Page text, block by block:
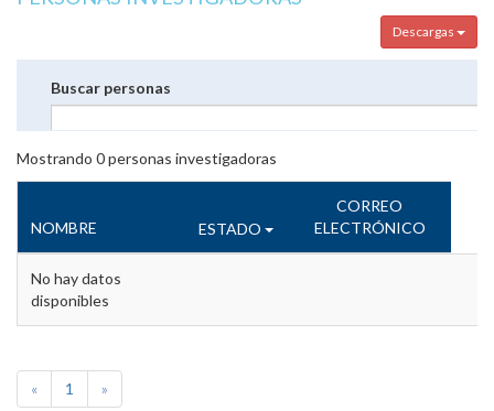
Descargas
Buscar personas
Mostrando 0personas investigadoras
NOMBRE ESTADO
CORREO
ELECTRÓNICO
No hay datos
disponibles
« 1 »